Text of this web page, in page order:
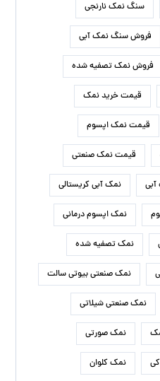
سنگ نمک نارنجی
فروش سنگ نمک آبی
فروش نمک تصفیه شده
قیمت خرید نمک
قیمت نمک اپسوم
قیمت نمک صنعتی
نمک آبی کریستالی
نمک اپسوم درمانی
نمک تصفیه شده
نمک صنعتی بیوتی سالت
نمک صنعتی شیلاتی
نمک صورتی
نمک کلوان